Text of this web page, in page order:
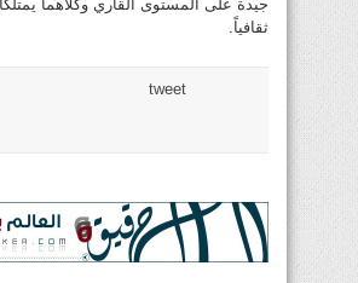
جيدة على المستوى القاري وكلاهما
ثقافياً.
tweet